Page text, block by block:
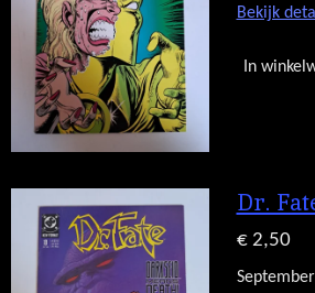
Bekijk
In
Dr.
€ 2,50